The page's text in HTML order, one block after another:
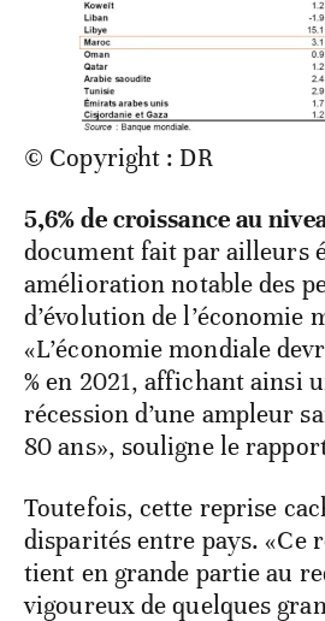
© Copyright : DR
5,6% de croissance au
document fait par ailleurs
amélioration notable des
d’évolution de l’économie
«L’économie mondiale
% en 2021, affichant ainsi
récession d’une ampleur
80 ans», souligne le
Toutefois, cette reprise
disparités entre pays. «Ce
tient en grande partie au
vigoureux de quelques